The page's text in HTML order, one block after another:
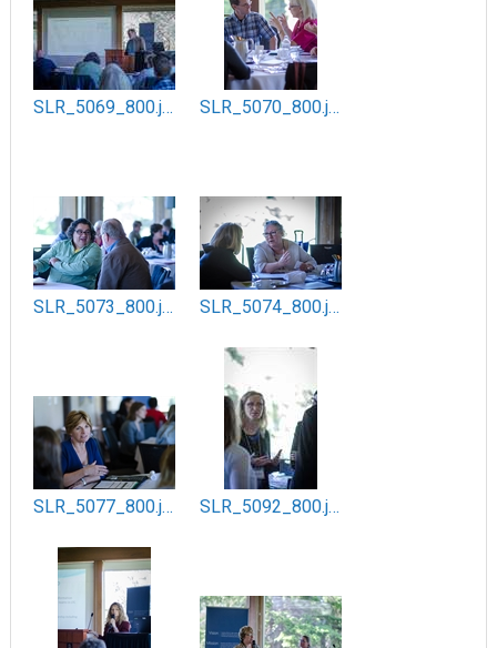
SLR_5069_800.jpg SLR_5070_800.jpg
SLR_5073_800.jpg SLR_5074_800.jpg
SLR_5077_800.jpg SLR_5092_800.jpg